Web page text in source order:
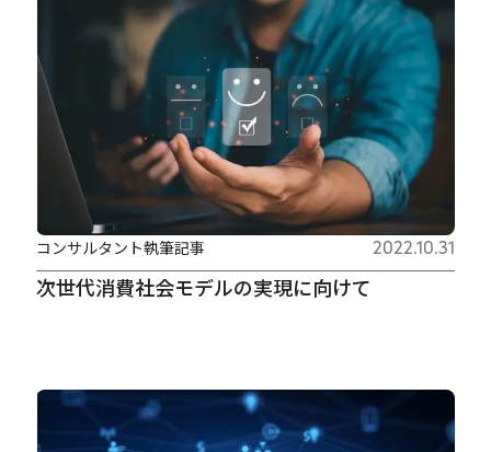
次世代消費社会モデルの実現に向けて
コンサルタント執筆記事 2022.10.31